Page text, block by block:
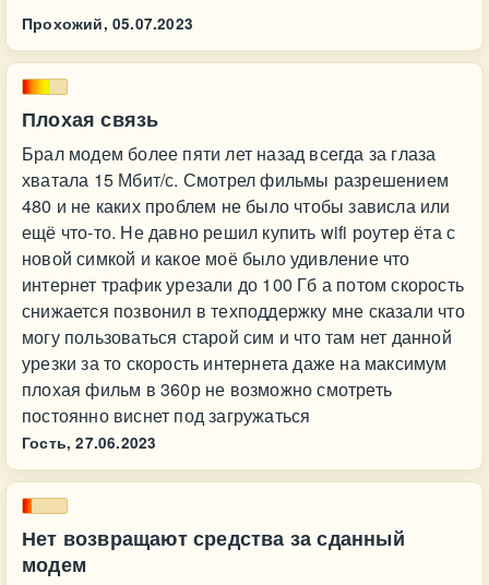
Прохожий, 05.07.2023
Плохая связь
Брал модем более пяти лет назад всегда за глаза
хватала 15 Мбит/с. Смотрел фильмы разрешением
480 и не каких проблем не было чтобы зависла или
ещё что-то. Не давно решил купить wifi роутер ёта с
новой симкой и какое моё было удивление что
интернет трафик урезали до 100 Гб а потом скорость
снижается позвонил в техподдержку мне сказали что
могу пользоваться старой сим и что там нет данной
урезки за то скорость интернета даже на максимум
плохая фильм в 360р не возможно смотреть
постоянно виснет под загружаться
Гость, 27.06.2023
Нет возвращают средства за сданный
модем